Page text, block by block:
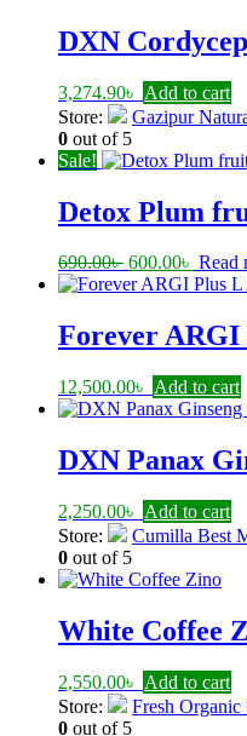
DXN
3,274.90৳ Add to cart
Store:
Gazipur
0 out of 5
Sale!
Detox Plum
690.00৳ Original
price
690.00৳ .
600.00৳
price
Read
Forever ARGI
12,500.00৳ Add to cart
DXN Panax
2,250.00৳ Add to cart
Store:
Cumilla Best
0 out of 5
White Coffee
2,550.00৳ Add to cart
Store:
Fresh Organic
0 out of 5